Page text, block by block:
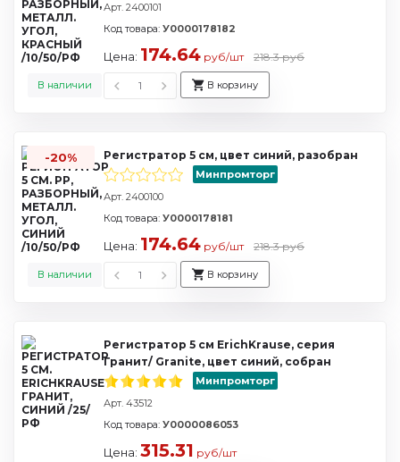
Арт. 2400101
В наличии
Код товара: У0000178182
Цена: 174.64 руб/шт 218.3 руб
В корзину
-20% Регистратор 5 см, цвет синий, разобран
Минпромторг
Арт. 2400100
В наличии
Код товара: У0000178181
Цена: 174.64 руб/шт 218.3 руб
В корзину
Регистратор 5 см ErichKrause, серия
Гранит/ Granite, цвет синий, собран
Минпромторг
Арт. 43512
Код товара: У0000086053
Цена: 315.31 руб/шт